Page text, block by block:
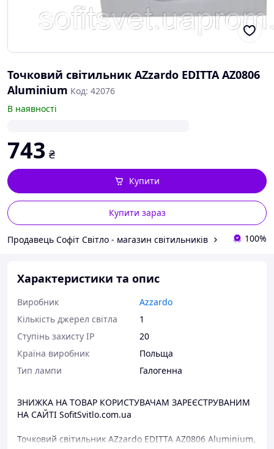
Точковий світильник AZzardo EDITTA AZ0806
Aluminium Код: 42076
В наявності
743 ₴
Купити зараз
Купити
Продавець Софіт Світло - магазин світильників 100%
Характеристики та опис
Виробник
Azzardo
Кількість джерел світла
1
Ступінь захисту IP
20
Країна виробник
Польща
Тип лампи
Галогенна
ЗНИЖКА НА ТОВАР КОРИСТУВАЧАМ ЗАРЕЄСТРУВАНИМ
НА САЙТІ SofitSvitlo.com.ua
Точковий світильник AZzardo EDITTA AZ0806 Aluminium,